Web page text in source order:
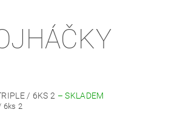
/ 6KS 2 –SKLADEM
6ks 2